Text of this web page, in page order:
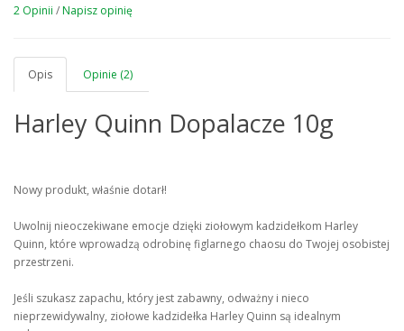
2 Opinii /Napisz opinię
Opis Opinie (2)
Harley Quinn Dopalacze 10g
Nowy produkt, właśnie dotarł!
Uwolnij nieoczekiwane emocje dzięki ziołowym kadzidełkom Harley
Quinn, które wprowadzą odrobinę figlarnego chaosu do Twojej osobistej
przestrzeni.
Jeśli szukasz zapachu, który jest zabawny, odważny i nieco
nieprzewidywalny, ziołowe kadzidełka Harley Quinn są idealnym